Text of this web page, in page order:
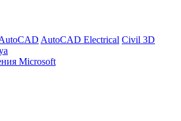
AutoCAD Electrical Civil 3D
Microsoft